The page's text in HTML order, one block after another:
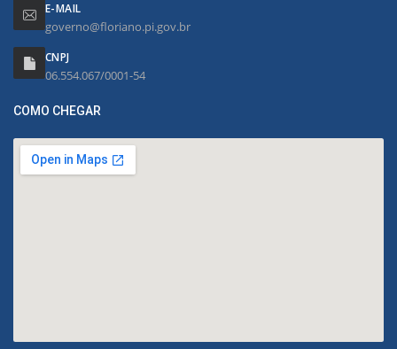
E-MAIL
governo@floriano.pi.gov.br
CNPJ
06.554.067/0001-54
COMO CHEGAR